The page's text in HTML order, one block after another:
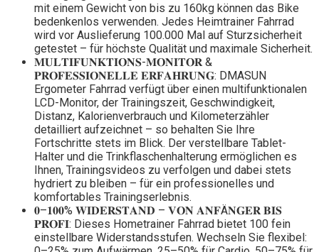
mit einem Gewicht von bis zu 160kg können das Bike
bedenkenlos verwenden. Jedes Heimtrainer Fahrrad
wird vor Auslieferung 100.000 Mal auf Sturzsicherheit
getestet – für höchste Qualität und maximale Sicherheit.
𝐌𝐔𝐋𝐓𝐈𝐅𝐔𝐍𝐊𝐓𝐈𝐎𝐍𝐒-𝐌𝐎𝐍𝐈𝐓𝐎𝐑 &
𝐏𝐑𝐎𝐅𝐄𝐒𝐒𝐈𝐎𝐍𝐄𝐋𝐋𝐄 𝐄𝐑𝐅𝐀𝐇𝐑𝐔𝐍𝐆: DMASUN
Ergometer Fahrrad verfügt über einen multifunktionalen
LCD-Monitor, der Trainingszeit, Geschwindigkeit,
Distanz, Kalorienverbrauch und Kilometerzähler
detailliert aufzeichnet – so behalten Sie Ihre
Fortschritte stets im Blick. Der verstellbare Tablet-
Halter und die Trinkflaschenhalterung ermöglichen es
Ihnen, Trainingsvideos zu verfolgen und dabei stets
hydriert zu bleiben – für ein professionelles und
komfortables Trainingserlebnis.
𝟎–𝟏𝟎𝟎% 𝐖𝐈𝐃𝐄𝐑𝐒𝐓𝐀𝐍𝐃 – 𝐕𝐎𝐍 𝐀𝐍𝐅Ä𝐍𝐆𝐄𝐑 𝐁𝐈𝐒
𝐏𝐑𝐎𝐅𝐈: Dieses Hometrainer Fahrrad bietet 100 fein
einstellbare Widerstandsstufen. Wechseln Sie flexibel: